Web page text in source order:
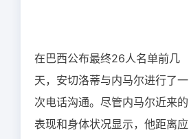
在巴西公布最终26人名单前几
天，安切洛蒂与内马尔进行了一
次电话沟通。尽管内马尔近来的
表现和身体状况显示，他距离应